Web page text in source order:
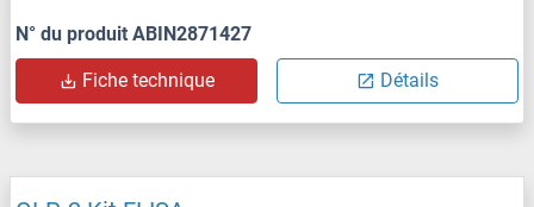
N° du produit ABIN2871427
Fiche technique Détails